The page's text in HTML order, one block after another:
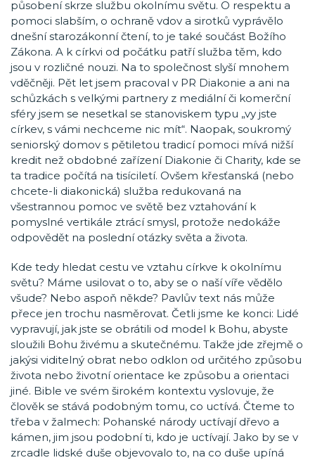
působení skrze službu okolnímu světu. O respektu a
pomoci slabším, o ochraně vdov a sirotků vyprávělo
dnešní starozákonní čtení, to je také součást Božího
Zákona. A k církvi od počátku patří služba těm, kdo
jsou v rozličné nouzi. Na to společnost slyší mnohem
vděčněji. Pět let jsem pracoval v PR Diakonie a ani na
schůzkách s velkými partnery z mediální či komerční
sféry jsem se nesetkal se stanoviskem typu „vy jste
církev, s vámi nechceme nic mít“. Naopak, soukromý
seniorský domov s pětiletou tradicí pomoci mívá nižší
kredit než obdobné zařízení Diakonie či Charity, kde se
ta tradice počítá na tisíciletí. Ovšem křesťanská (nebo
chcete-li diakonická) služba redukovaná na
všestrannou pomoc ve světě bez vztahování k
pomyslné vertikále ztrácí smysl, protože nedokáže
odpovědět na poslední otázky světa a života.
Kde tedy hledat cestu ve vztahu církve k okolnímu
světu? Máme usilovat o to, aby se o naší víře vědělo
všude? Nebo aspoň někde? Pavlův text nás může
přece jen trochu nasměrovat. Četli jsme ke konci: Lidé
vypravují, jak jste se obrátili od model k Bohu, abyste
sloužili Bohu živému a skutečnému. Takže jde zřejmě o
jakýsi viditelný obrat nebo odklon od určitého způsobu
života nebo životní orientace ke způsobu a orientaci
jiné. Bible ve svém širokém kontextu vyslovuje, že
člověk se stává podobným tomu, co uctívá. Čteme to
třeba v žalmech: Pohanské národy uctívají dřevo a
kámen, jim jsou podobní ti, kdo je uctívají. Jako by se v
zrcadle lidské duše objevovalo to, na co duše upíná